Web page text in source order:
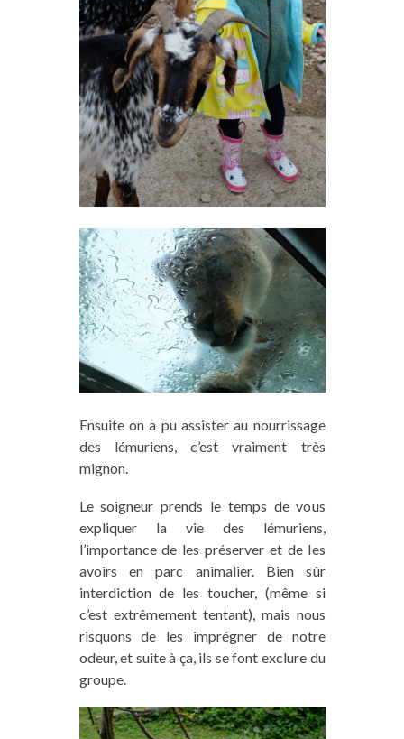
Ensuite on a pu assister au nourrissage
des lémuriens, c’est vraiment très
mignon.
Le soigneur prends le temps de vous
expliquer la vie des lémuriens,
l’importance de les préserver et de les
avoirs en parc animalier. Bien sûr
interdiction de les toucher, (même si
c’est extrêmement tentant), mais nous
risquons de les imprégner de notre
odeur, et suite à ça, ils se font exclure du
groupe.